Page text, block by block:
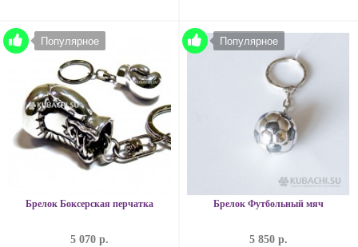
Популярное
Брелок Боксерская перчатка
5 070 р.
Популярное
Брелок Футбольный мяч
5 850 р.